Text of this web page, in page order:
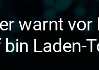
warnt
Laden-